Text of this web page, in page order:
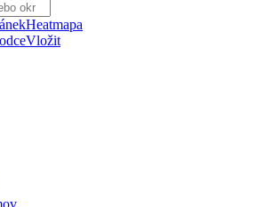
Heatmapa
Vložit